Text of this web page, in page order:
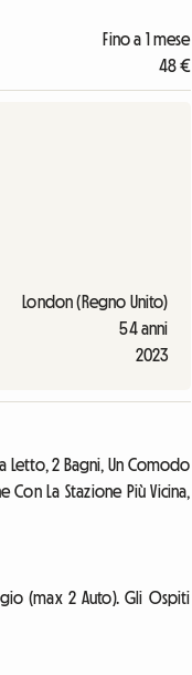
Fino a 1 mese
48 €
London (Regno Unito)
54 anni
2023
Letto, 2 Bagni, Un Comodo
Con La Stazione Più Vicina,
(max 2 Auto). Gli Ospiti